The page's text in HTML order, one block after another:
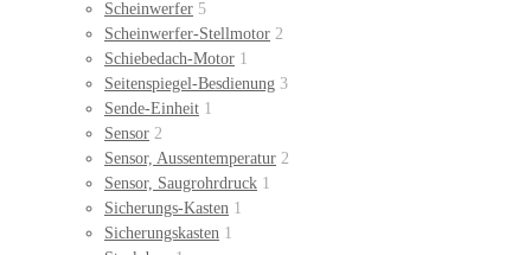
Scheinwerfer 5
Scheinwerfer-Stellmotor 2
Schiebedach-Motor 1
Seitenspiegel-Besdienung 3
Sende-Einheit 1
Sensor 2
Sensor, Aussentemperatur 2
Sensor, Saugrohrdruck 1
Sicherungs-Kasten 1
Sicherungskasten 1